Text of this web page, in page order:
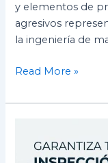
y elementos de
agresivos
la ingeniería de
Read More »
entre